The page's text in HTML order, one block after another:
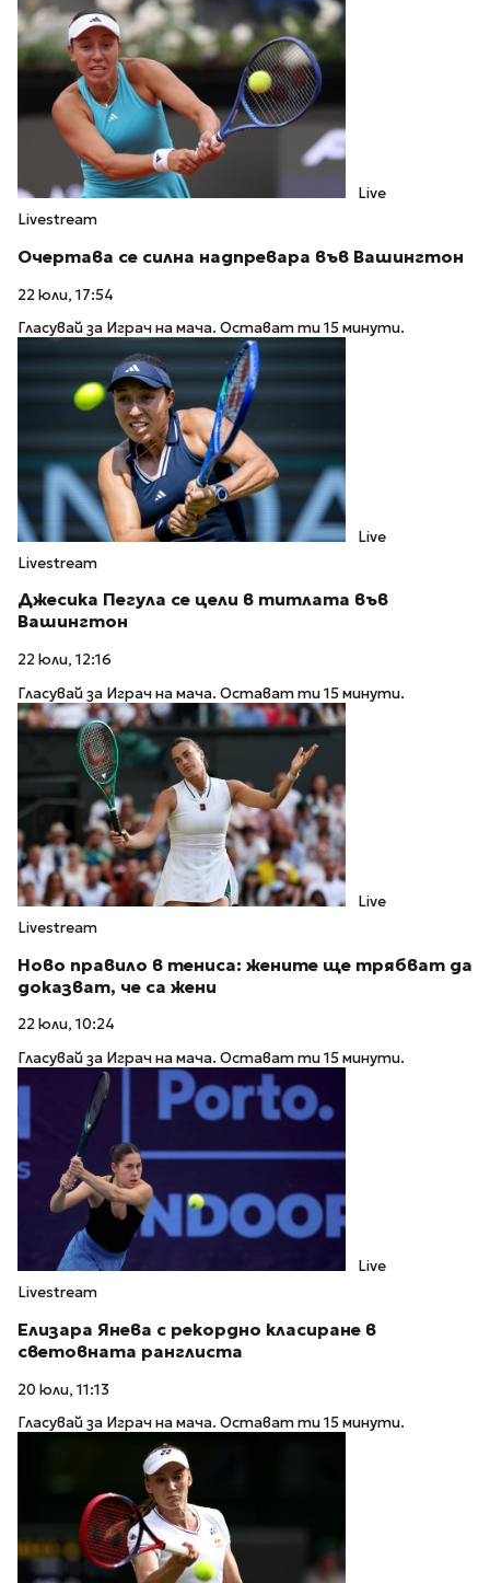
Live
Livestream
Очертава се силна надпревара във Вашингтон
22 юли, 17:54
Гласувай за Играч на мача. Остават ти 15 минути.
Live
Livestream
Джесика Пегула се цели в титлата във
Вашингтон
22 юли, 12:16
Гласувай за Играч на мача. Остават ти 15 минути.
Live
Livestream
Ново правило в тениса: жените ще трябват да
доказват, че са жени
22 юли, 10:24
Гласувай за Играч на мача. Остават ти 15 минути.
Live
Livestream
Елизара Янева с рекордно класиране в
световната ранглиста
20 юли, 11:13
Гласувай за Играч на мача. Остават ти 15 минути.